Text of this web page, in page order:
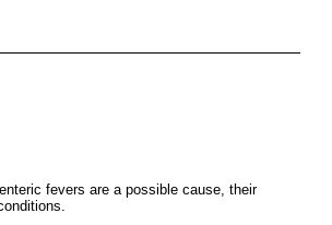
fevers are a possible cause, their